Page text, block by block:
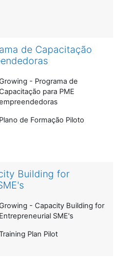
de Capacitação
Growing - Programa de
Capacitação para PME
Plano de Formação Piloto
Building for
Growing - Capacity Building for
Entrepreneurial SME's
Plan Pilot